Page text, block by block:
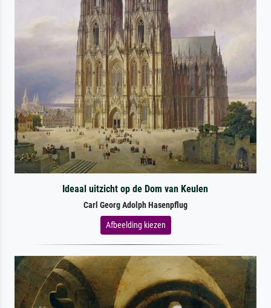
Ideaal uitzicht op de Dom van Keulen
Carl Georg Adolph Hasenpflug
Afbeelding kiezen